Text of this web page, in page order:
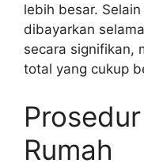
lebih besar.
dibayarkan
secara signifikan,
total yang cukup
Rumah